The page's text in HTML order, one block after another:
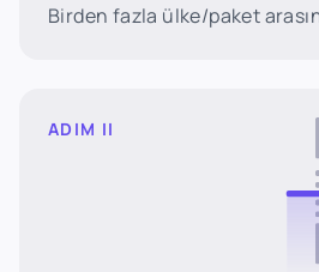
Birden fazla ülke/paket
ADIM II